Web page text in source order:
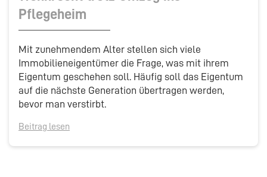
Pflegeheim
Mit zunehmendem Alter stellen sich viele
Immobilieneigentümer die Frage, was mit ihrem
Eigentum geschehen soll. Häufig soll das Eigentum
auf die nächste Generation übertragen werden,
bevor man verstirbt.
Beitrag lesen